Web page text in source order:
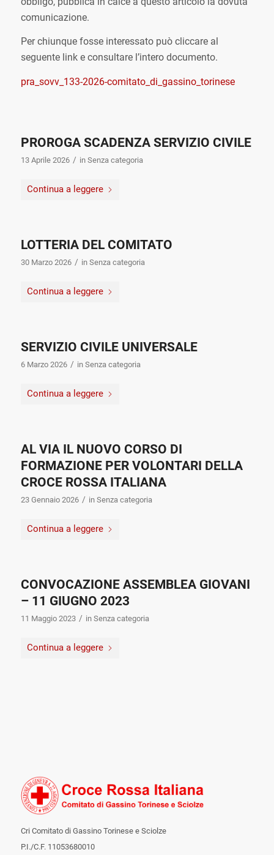
comunicazione.
Per chiunque fosse interessato può cliccare al
seguente link e consultare l’intero documento.
pra_sovv_133-2026-comitato_di_gassino_torinese
PROROGA SCADENZA SERVIZIO CIVILE
13 Aprile 2026 / in Senza categoria
Continua a leggere
LOTTERIA DEL COMITATO
30 Marzo 2026 / in Senza categoria
Continua a leggere
SERVIZIO CIVILE UNIVERSALE
6 Marzo 2026 / in Senza categoria
Continua a leggere
AL VIA IL NUOVO CORSO DI
FORMAZIONE PER VOLONTARI DELLA
CROCE ROSSA ITALIANA
23 Gennaio 2026 / in Senza categoria
Continua a leggere
CONVOCAZIONE ASSEMBLEA GIOVANI
– 11 GIUGNO 2023
11 Maggio 2023 / in Senza categoria
Continua a leggere
Cri Comitato di Gassino Torinese e Sciolze
P.I./C.F. 11053680010